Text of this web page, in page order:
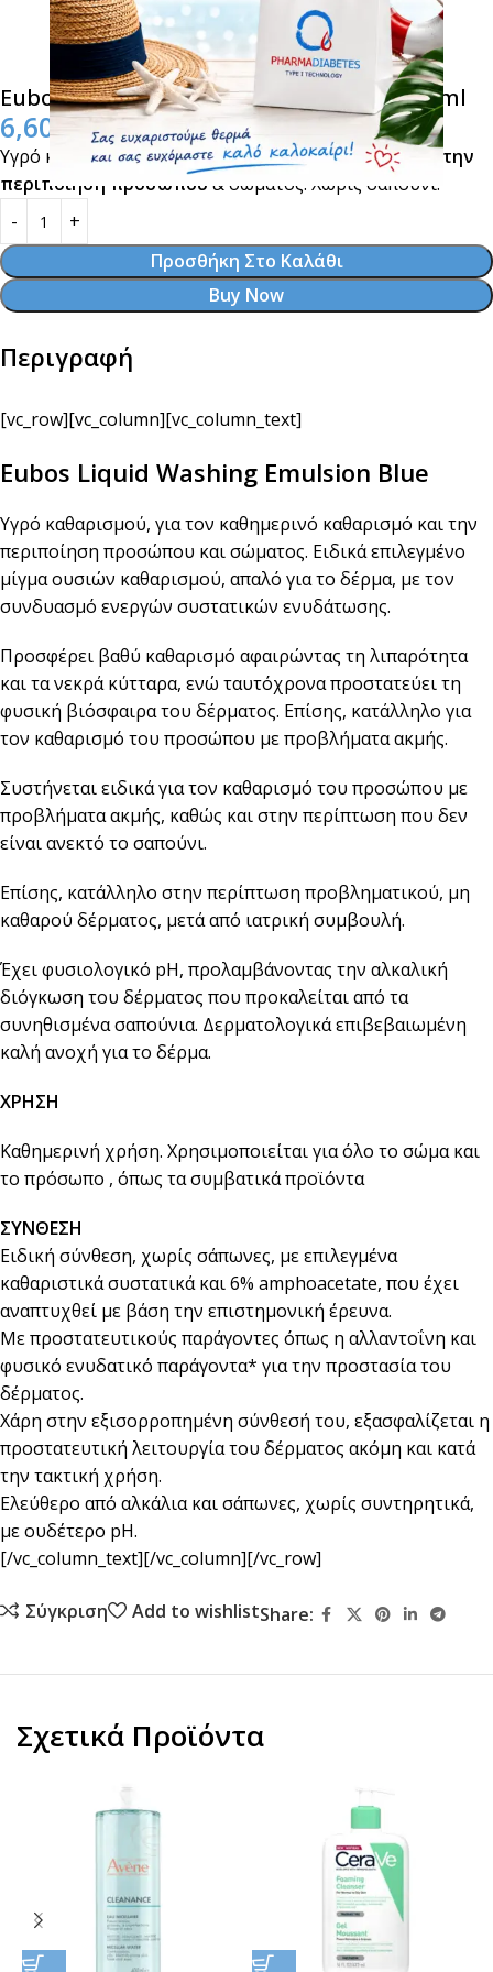
Eubos Liquid Washing Emulsion Blue 200ml
6,60€
Υγρό καθαρισμού για τον καθημερινό καθαρισμό & την
περιποίηση προσώπου & σώματος. Χωρίς σαπούνι.
Προσθήκη Στο Καλάθι
Buy Now
Περιγραφή
[vc_row][vc_column][vc_column_text]
Eubos Liquid Washing Emulsion Blue
Υγρό καθαρισμού, για τον καθημερινό καθαρισμό και την
περιποίηση προσώπου και σώματος. Ειδικά επιλεγμένο
μίγμα ουσιών καθαρισμού, απαλό για το δέρμα, με τον
συνδυασμό ενεργών συστατικών ενυδάτωσης.
Προσφέρει βαθύ καθαρισμό αφαιρώντας τη λιπαρότητα
και τα νεκρά κύτταρα, ενώ ταυτόχρονα προστατεύει τη
φυσική βιόσφαιρα του δέρματος. Επίσης, κατάλληλο για
τον καθαρισμό του προσώπου με προβλήματα ακμής.
Συστήνεται ειδικά για τον καθαρισμό του προσώπου με
προβλήματα ακμής, καθώς και στην περίπτωση που δεν
είναι ανεκτό το σαπούνι.
Επίσης, κατάλληλο στην περίπτωση προβληματικού, μη
καθαρού δέρματος, μετά από ιατρική συμβουλή.
Έχει φυσιολογικό pH, προλαμβάνοντας την αλκαλική
διόγκωση του δέρματος που προκαλείται από τα
συνηθισμένα σαπούνια. Δερματολογικά επιβεβαιωμένη
καλή ανοχή για το δέρμα.
ΧΡΗΣΗ
Καθημερινή χρήση. Χρησιμοποιείται για όλο το σώμα και
το πρόσωπο , όπως τα συμβατικά προϊόντα
ΣΥΝΘΕΣΗ
Ειδική σύνθεση, χωρίς σάπωνες, με επιλεγμένα
καθαριστικά συστατικά και 6% amphoacetate, που έχει
αναπτυχθεί με βάση την επιστημονική έρευνα.
Με προστατευτικούς παράγοντες όπως η αλλαντοΐνη και
φυσικό ενυδατικό παράγοντα* για την προστασία του
δέρματος.
Χάρη στην εξισορροπημένη σύνθεσή του, εξασφαλίζεται η
προστατευτική λειτουργία του δέρματος ακόμη και κατά
την τακτική χρήση.
Ελεύθερο από αλκάλια και σάπωνες, χωρίς συντηρητικά,
με ουδέτερο pH.
[/vc_column_text][/vc_column][/vc_row]
Σύγκριση Add to wishlistShare:
Σχετικά Προϊόντα